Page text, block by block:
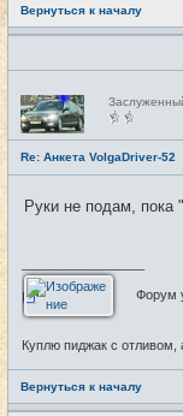
Вернуться к началу
Н
е
в
с
еRe: Анкета VolgaDriver-52
Руки не подам, пока
Форум у
Куплю пиджак с
Вернуться к началу